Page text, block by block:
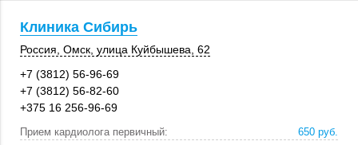
Клиника Сибирь
Россия Омск улица Куйбышева, 62
+7 (3812) 56-96-69
+7 (3812) 56-82-60
+375 16 256-96-69
Прием кардиолога первичный:
650 руб.